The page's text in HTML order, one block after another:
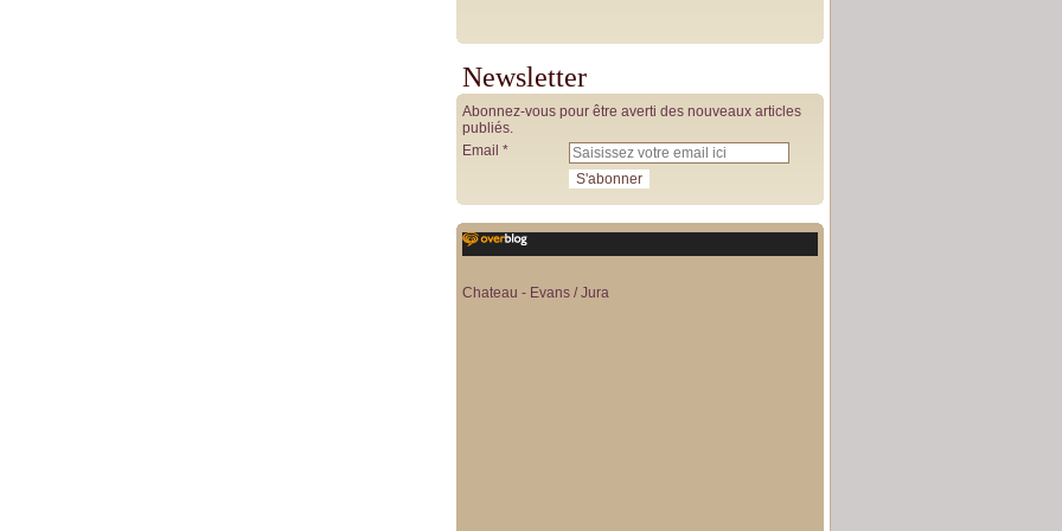
Newsletter
Abonnez-vous pour être averti des nouveaux articles
publiés.
Email
Chateau - Evans / Jura